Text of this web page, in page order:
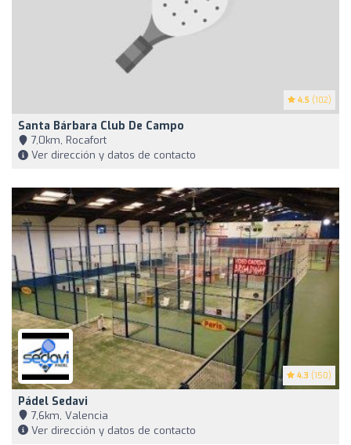
4.5 (102)
Santa Bárbara Club De Campo
7,0km, Rocafort
Ver dirección y datos de contacto
4.3 (150)
Pádel Sedavi
7,6km, Valencia
Ver dirección y datos de contacto